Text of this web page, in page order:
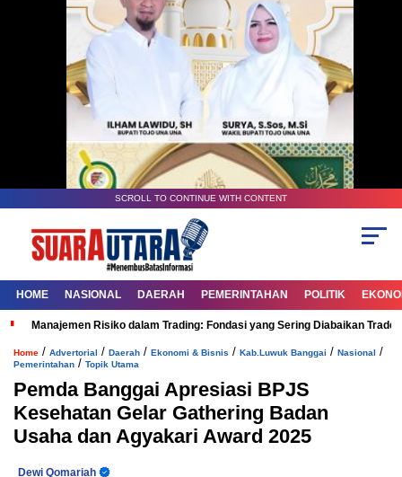
SCROLL TO CONTINUE WITH CONTENT
HOME NASIONAL DAERAH PEMERINTAHAN POLITIK
Manajemen Risiko dalam Trading: Fondasi yang Sering Diabaikan
Home / Advertorial / Daerah / Ekonomi & Bisnis / Kab.Luwuk Banggai / Nasional /
Pemerintahan / Topik Utama
Pemda Banggai Apresiasi BPJS
Kesehatan Gelar Gathering Badan
Usaha dan Agyakari Award 2025
Dewi Qomariah